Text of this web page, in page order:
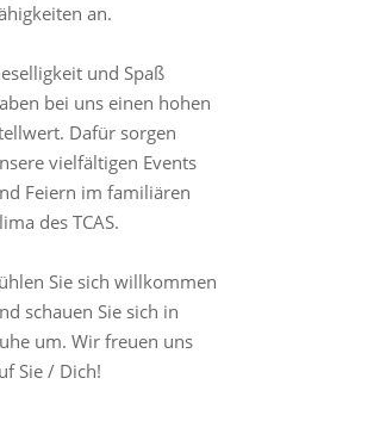
an.
und Spaß
bei uns einen hohen
Dafür sorgen
vielfältigen Events
Feiern im familiären
des TCAS.
Sie sich willkommen
schauen Sie sich in
um. Wir freuen uns
Sie / Dich!